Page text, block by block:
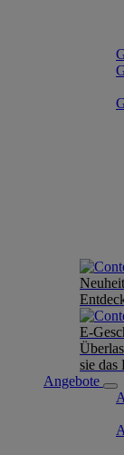
E-
sie das
Angebote